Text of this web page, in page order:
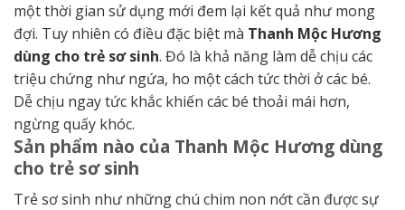
một thời gian sử dụng mới đem lại kết quả như mong
đợi. Tuy nhiên có điều đặc biệt mà Thanh Mộc Hương
dùng cho trẻ sơ sinh. Đó là khả năng làm dễ chịu các
triệu chứng như ngứa, ho một cách tức thời ở các bé.
Dễ chịu ngay tức khắc khiến các bé thoải mái hơn,
ngừng quấy khóc.
Sản phẩm nào của Thanh Mộc Hương dùng
cho trẻ sơ sinh
Trẻ sơ sinh như những chú chim non nớt cần được sự